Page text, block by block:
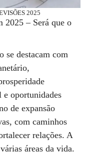
2025
2025 – Será que o
se destacam com
oportunidades
de expansão
com caminhos
relações. A
áreas da vida.